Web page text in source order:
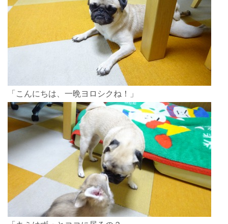
「こんにちは、一晩ヨロシクね！」